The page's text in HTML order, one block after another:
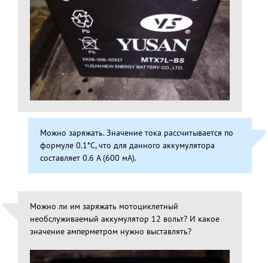
Можно заряжать. Значение тока рассчитывается по
формуле 0.1*С, что для данного аккумулятора
составляет 0.6 А (600 мА).
Можно ли им заряжать мотоциклетный
необслуживаемый аккумулятор 12 вольт? И какое
значение амперметром нужно выставлять?